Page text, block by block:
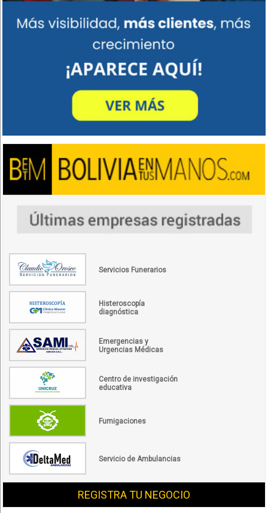
Servicios Funerarios
Histeroscopía
diagnóstica
Emergencias y
Urgencias Médicas
Centro de investigación
educativa
Fumigaciones
Servicio de Ambulancias
REGISTRA TU NEGOCIO